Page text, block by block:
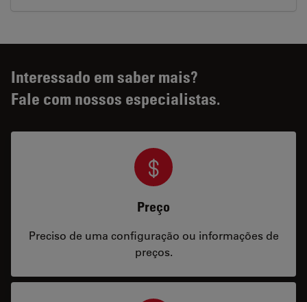
Interessado em saber mais?
Fale com nossos especialistas.
Preço
Preciso de uma configuração ou informações de
preços.